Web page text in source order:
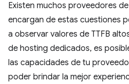
Existen muchos proveedores
encargan de estas cuestiones
a observar valores de TTFB
de hosting dedicados, es
las capacidades de tu
poder brindar la mejor